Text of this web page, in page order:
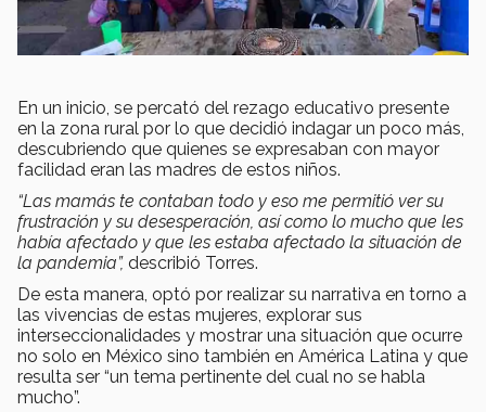
En un inicio, se percató del rezago educativo presente
en la zona rural por lo que decidió indagar un poco más,
descubriendo que quienes se expresaban con mayor
facilidad eran las madres de estos niños.
“Las mamás te contaban todo y eso me permitió ver su
frustración y su desesperación, así como lo mucho que les
había afectado y que les estaba afectado la situación de
la pandemia”, describió Torres.
De esta manera, optó por realizar su narrativa en torno a
las vivencias de estas mujeres, explorar sus
interseccionalidades y mostrar una situación que ocurre
no solo en México sino también en América Latina y que
resulta ser “un tema pertinente del cual no se habla
mucho”.